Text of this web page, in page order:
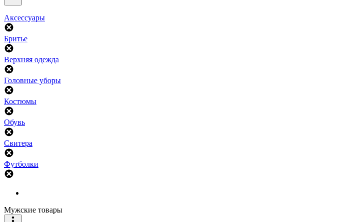
Аксессуары
Бритье
Верхняя одежда
Головные уборы
Костюмы
Обувь
Свитера
Футболки
Мужские товары